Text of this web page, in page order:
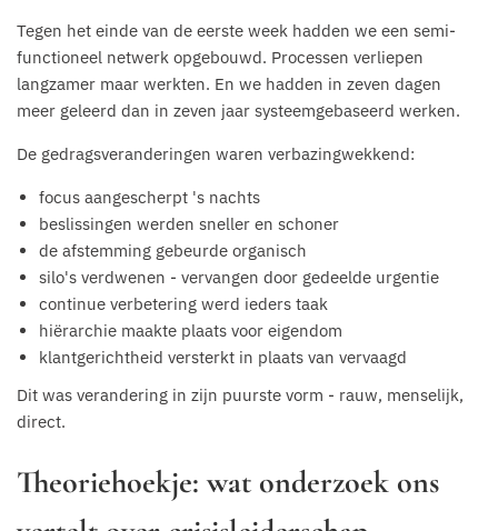
Tegen het einde van de eerste week hadden we een semi-
functioneel netwerk opgebouwd. Processen verliepen
langzamer maar werkten. En we hadden in zeven dagen
meer geleerd dan in zeven jaar systeemgebaseerd werken.
De gedragsveranderingen waren verbazingwekkend:
focus aangescherpt 's nachts
beslissingen werden sneller en schoner
de afstemming gebeurde organisch
silo's verdwenen - vervangen door gedeelde urgentie
continue verbetering werd ieders taak
hiërarchie maakte plaats voor eigendom
klantgerichtheid versterkt in plaats van vervaagd
Dit was verandering in zijn puurste vorm - rauw, menselijk,
direct.
Theoriehoekje: wat onderzoek ons